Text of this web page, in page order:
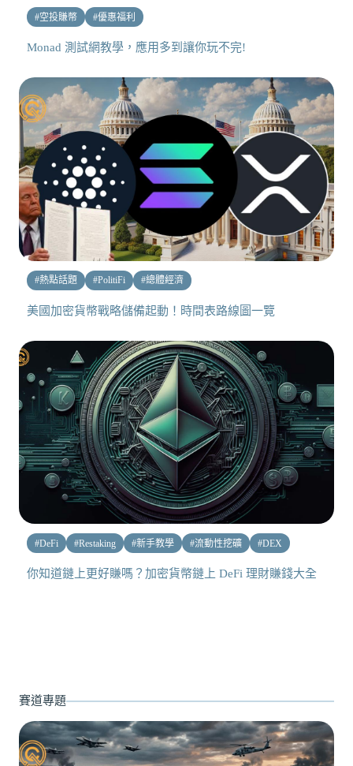
#空投賺幣 #優惠福利
Monad 測試網教學，應用多到讓你玩不完!
#熱點話題 #PolitiFi #總體經濟
美國加密貨幣戰略儲備起動！時間表路線圖一覽
#DeFi #Restaking #新手教學 #流動性挖礦 #DEX
你知道鏈上更好賺嗎？加密貨幣鏈上 DeFi 理財賺錢大全
賽道專題